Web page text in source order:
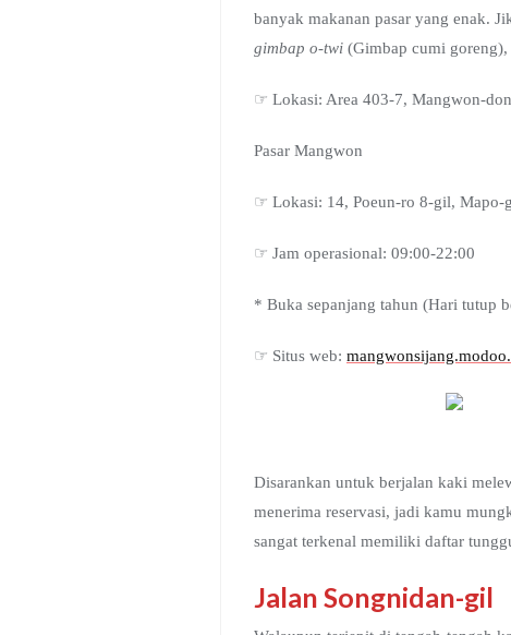
banyak makanan pasar yang enak.
gimbap o-twi (Gimbap cumi goreng),
☞ Lokasi: Area 403-7, Mangwon-
Pasar Mangwon
☞ Lokasi: 14, Poeun-ro 8-gil,
☞ Jam operasional: 09:00-22:00
* Buka sepanjang tahun (Hari tutup
☞ Situs web:
Disarankan untuk berjalan kaki
menerima reservasi, jadi kamu
sangat terkenal memiliki daftar
Jalan Songnidan-gil